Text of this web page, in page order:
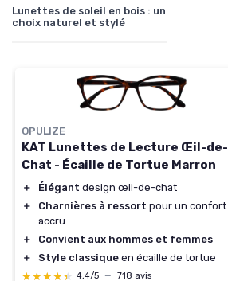
Lunettes de soleil en bois : un
choix naturel et stylé
OPULIZE
KAT Lunettes de Lecture Œil-de-
Chat - Écaille de Tortue Marron
＋ Élégant design œil-de-chat
＋
Charnières à ressort pour un confort
accru
＋
Convient aux hommes et femmes
＋
Style classique en écaille de tortue
★★★★★
★★★★★ 4,4/5 — 718 avis